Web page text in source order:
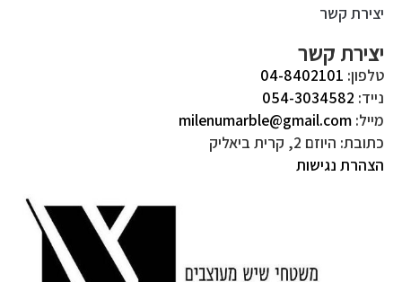
יצירת קשר
יצירת קשר
טלפון: 04-8402101
נייד: 054-3034582
מייל: milenumarble@gmail.com
כתובת: היוזם 2, קרית ביאליק
הצהרת נגישות